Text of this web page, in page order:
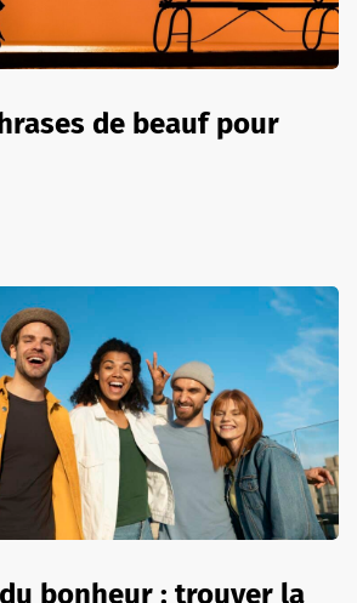
de beauf pour
bonheur : trouver la